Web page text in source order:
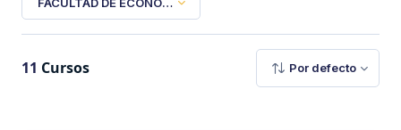
11 Cursos Por defecto